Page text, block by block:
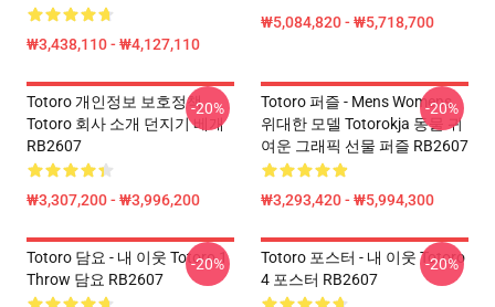
₩3,438,110 - ₩4,127,110
₩5,084,820 - ₩5,718,700
Totoro 개인정보 보호정책
Totoro 회사 소개 던지기 베개
RB2607
₩3,307,200 - ₩3,996,200
-20%
Totoro 퍼즐 - Mens Womens
위대한 모델 Totorokja 동물 귀
여운 그래픽 선물 퍼즐 RB2607
₩3,293,420 - ₩5,994,300
-20%
Totoro 담요 - 내 이웃 Totoro 1
Throw 담요 RB2607
-20%
Totoro 포스터 - 내 이웃 Totoro
4 포스터 RB2607
-20%